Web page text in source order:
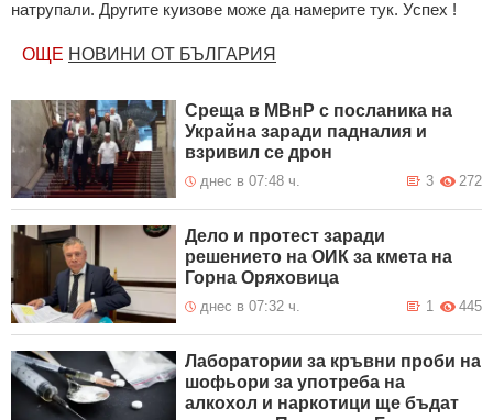
натрупали. Другите куизове може да намерите тук. Успех !
ОЩЕ НОВИНИ ОТ БЪЛГАРИЯ
Среща в МВнР с посланика на
Украйна заради падналия и
взривил се дрон
днес в 07:48 ч. 272
3
Дело и протест заради
решението на ОИК за кмета на
Горна Оряховица
днес в 07:32 ч. 445
1
Лаборатории за кръвни проби на
шофьори за употреба на
алкохол и наркотици ще бъдат